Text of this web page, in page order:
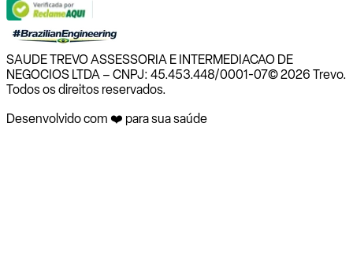
SAUDE TREVO ASSESSORIA E INTERMEDIACAO DE
NEGOCIOS LTDA – CNPJ: 45.453.448/0001-07© 2026 Trevo.
Todos os direitos reservados.
Desenvolvido com ❤️ para sua saúde